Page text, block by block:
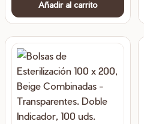
Añadir al carrito